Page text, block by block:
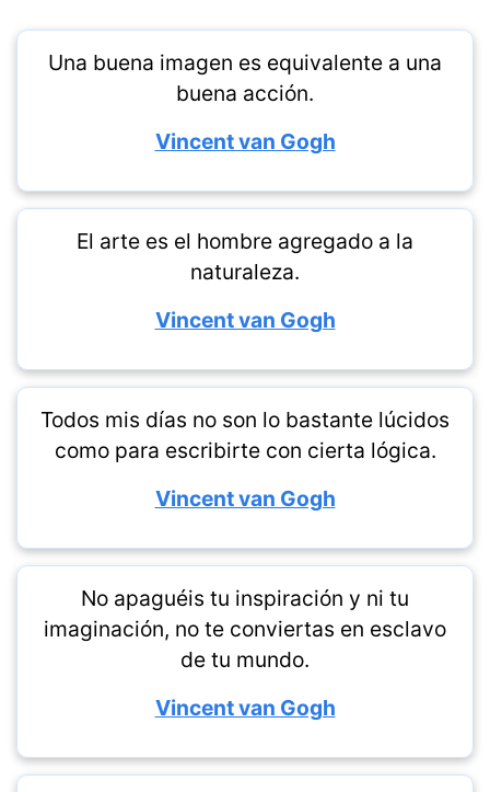
Una buena imagen es equivalente a una
buena acción.
Vincent van Gogh
El arte es el hombre agregado a la
naturaleza.
Vincent van Gogh
Todos mis días no son lo bastante lúcidos
como para escribirte con cierta lógica.
Vincent van Gogh
No apaguéis tu inspiración y ni tu
imaginación, no te conviertas en esclavo
de tu mundo.
Vincent van Gogh